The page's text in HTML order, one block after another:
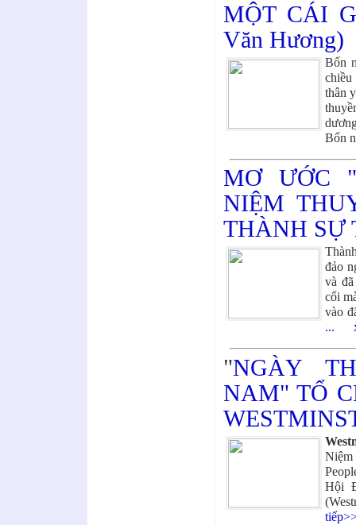
MỘT CÁI
Văn Hương)
Bốn
thân
Bốn
MƠ ƯỚC
NIỆM
THÀNH SỰ
đảo
và
cổi
vào
...
"NGÀY
NAM" TỔ
Niệm
Hội